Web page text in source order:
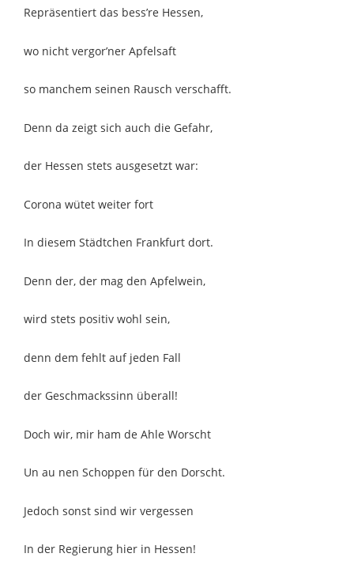
Repräsentiert das bess’re Hessen,
wo nicht vergor’ner Apfelsaft
so manchem seinen Rausch verschafft.
Denn da zeigt sich auch die Gefahr,
der Hessen stets ausgesetzt war:
Corona wütet weiter fort
In diesem Städtchen Frankfurt dort.
Denn der, der mag den Apfelwein,
wird stets positiv wohl sein,
denn dem fehlt auf jeden Fall
der Geschmackssinn überall!
Doch wir, mir ham de Ahle Worscht
Un au nen Schoppen für den Dorscht.
Jedoch sonst sind wir vergessen
In der Regierung hier in Hessen!